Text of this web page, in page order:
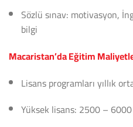
Sözlü sınav: motivasyon,
bilgi
Macaristan’da Eğitim
Lisans programları yıllık
Yüksek lisans: 2500 –